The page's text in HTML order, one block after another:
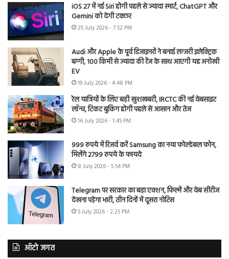
iOS 27 में नई Siri होगी पहले से ज्यादा स्मार्ट, ChatGPT और
Gemini को देगी टक्कर
25 July 2026 - 7:52 PM
Audi और Apple के पूर्व डिजाइनरों ने बनाई लग्जरी इलेक्ट्रिक
बग्गी, 100 किमी से ज्यादा की रेंज के साथ आएगी यह अनोखी
EV
19 July 2026 - 4:48 PM
रेल यात्रियों के लिए बड़ी खुशखबरी, IRCTC की नई वेबसाइट
लॉन्च, टिकट बुकिंग होगी पहले से आसान और तेज
16 July 2026 - 1:45 PM
999 रुपये में रिजर्व करें Samsung का नया फोल्डेबल फोन,
मिलेंगे 2799 रुपये के फायदे
8 July 2026 - 5:54 PM
Telegram पर सरकार का बड़ा एक्शन, फिल्में और वेब सीरीज
देखना पड़ेगा भारी, तीन दिनों में दूसरा नोटिस
5 July 2026 - 2:25 PM
ऑटो जगत